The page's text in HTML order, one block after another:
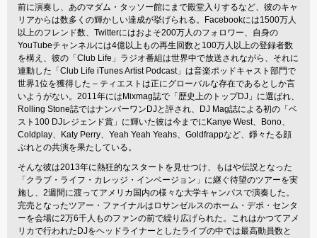
前に演奏し、あのマダム・タッソー館にまで殿堂入りするなど、彼のキャ
リアからは数多くの輝かしい達成が挙げられる。Facebookには1500万人
以上のフレンド数、Twitterにはおよそ200万人のフォロワー、自身の
YouTubeチャンネルには4億以上もの再生回数と100万人以上の登録者数
を構え、彼の「Club Life」ラジオ番組は世界中で放送されながら、それに
連動した「Club Life iTunes Artist Podcast」は音楽ポッドキャスト部門で
世界1位を獲得した – ティエストは正にグローバルな存在であるとしか言
いようがない。2011年にはMixmag誌で「歴史上のトップDJ」に選ばれ、
Rolling Stone誌ではナンバーワンDJと評され、DJ Mag誌による初の「ベ
スト100 DJレジェンド賞」に輝いた彼は今までにKanye West、Bono、
Coldplay、Katy Perry、Yeah Yeah Yeahs、Goldfrappなど、錚々たる顔
ぶれとの共演を果たしている。
そんな彼は2013年に熱狂的なスタートを見せつけ、もはや伝説となった
「クラブ・ライフ・カレッジ・インベージョン」に継ぐ待望のツアーを実
施し、2週間に渡ってアメリカ国内の様々な大学キャンパスで演奏した。
完売となったツアー・ファイナルはロサンゼルスのホーム・デポ・センタ
ーを会場に2万6千人ものファンの前で繰り広げられた。これはかつてアメ
リカで行われたDJをヘッドライナーとしたライブの中では最高動員数と